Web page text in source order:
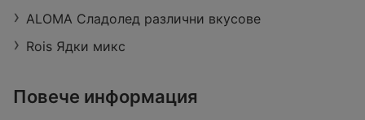
ALOMA Сладолед различни вкусове
Rois Ядки микс
Повече информация